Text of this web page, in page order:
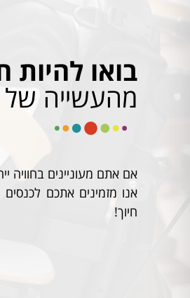
בואו להיות
מהעשייה של
אם אתם מעוניינים בחוויה
אנו מזמינים אתכם לכנסים
חיוך!